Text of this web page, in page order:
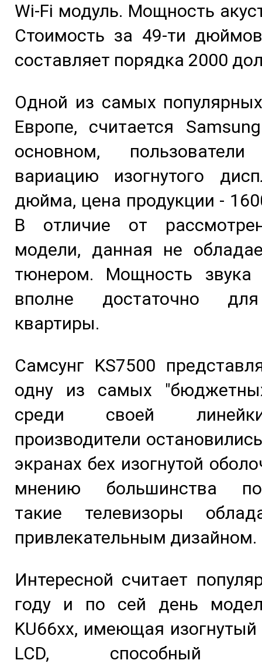
Wi-Fi модуль. Мощность
Стоимость за 49-ти
составляет порядка 2000
Одной из самых
Европе, считается
основном,
вариацию изогнутого
дюйма, цена продукции -
В отличие от
модели, данная не
тюнером. Мощность
вполне достаточно
квартиры.
Самсунг KS7500
одну из самых
среди своей
производители
экранах бех изогнутой
мнению большинства
такие телевизоры
привлекательным дизайном.
Интересной считает
году и по сей день
KU66xx, имеющая изогнутый
LCD, способный